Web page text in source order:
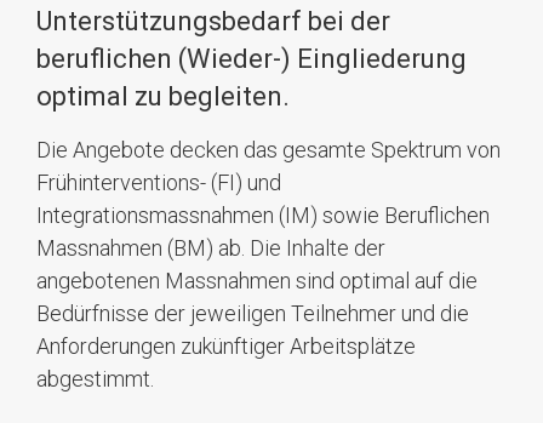
Unterstützungsbedarf bei der
beruflichen (Wieder-) Eingliederung
optimal zu begleiten.
Die Angebote decken das gesamte Spektrum von
Frühinterventions- (FI) und
Integrationsmassnahmen (IM) sowie Beruflichen
Massnahmen (BM) ab. Die Inhalte der
angebotenen Massnahmen sind optimal auf die
Bedürfnisse der jeweiligen Teilnehmer und die
Anforderungen zukünftiger Arbeitsplätze
abgestimmt.